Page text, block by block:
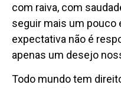
com raiva, com
seguir mais um pouco
expectativa não é
apenas um desejo
Todo mundo tem